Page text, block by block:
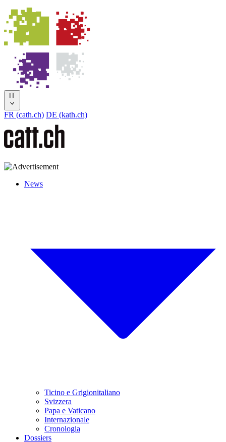
IT
FR (cath.ch) DE (kath.ch)
News
Ticino e Grigionitaliano
Svizzera
Papa e Vaticano
Internazionale
Cronologia
Dossiers